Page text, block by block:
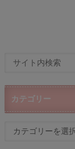
カテゴリー